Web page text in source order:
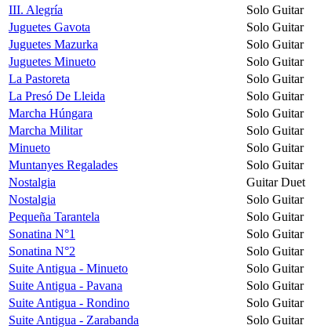
III. Alegría
Solo Guitar
Juguetes Gavota
Solo Guitar
Juguetes Mazurka
Solo Guitar
Juguetes Minueto
Solo Guitar
La Pastoreta
Solo Guitar
La Presó De Lleida
Solo Guitar
Marcha Húngara
Solo Guitar
Marcha Militar
Solo Guitar
Minueto
Solo Guitar
Muntanyes Regalades
Solo Guitar
Nostalgia
Guitar Duet
Nostalgia
Solo Guitar
Pequeña Tarantela
Solo Guitar
Sonatina N°1
Solo Guitar
Sonatina N°2
Solo Guitar
Suite Antigua - Minueto
Solo Guitar
Suite Antigua - Pavana
Solo Guitar
Suite Antigua - Rondino
Solo Guitar
Suite Antigua - Zarabanda
Solo Guitar